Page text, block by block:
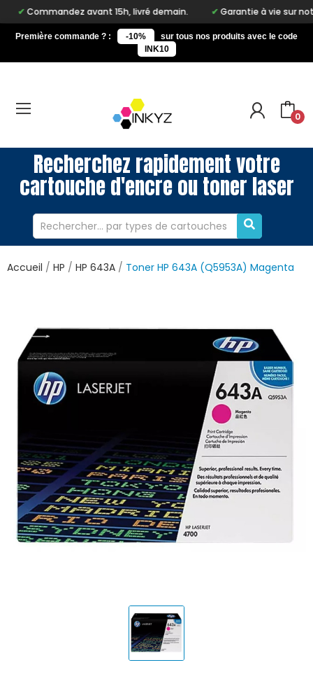
avant 15h, livré demain. Garantie à vie sur notre marque
Première commande ? : -10%
sur tous nos produits avec le code
INK10
0
Recherchez rapidement votre
cartouche d'encre ou toner laser
Accueil HP HP 643A Toner HP 643A (Q5953A) Magenta